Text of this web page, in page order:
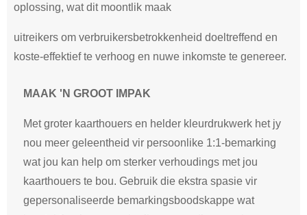
oplossing, wat dit moontlik maak
uitreikers om verbruikersbetrokkenheid doeltreffend en
koste-effektief te verhoog en nuwe inkomste te genereer.
MAAK 'N GROOT IMPAK
Met groter kaarthouers en helder kleurdrukwerk het jy
nou meer geleentheid vir persoonlike 1:1-bemarking
wat jou kan help om sterker verhoudings met jou
kaarthouers te bou. Gebruik die ekstra spasie vir
gepersonaliseerde bemarkingsboodskappe wat